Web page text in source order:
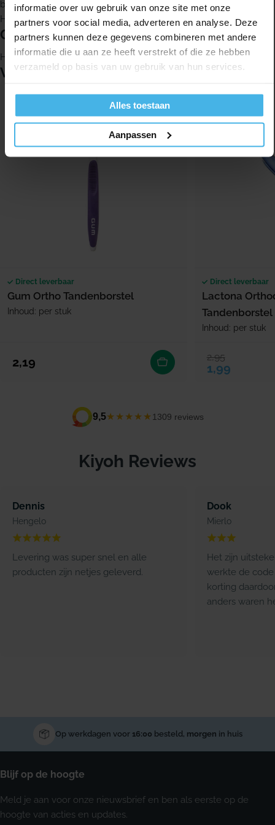
informatie over uw gebruik van onze site met onze
partners voor social media, adverteren en analyse. Deze
partners kunnen deze gegevens combineren met andere
informatie die u aan ze heeft verstrekt of die ze hebben
verzameld op basis van uw gebruik van hun services.
Alles toestaan
Aanpassen
benaderen
Helpt tegen tandbederf en verwijdert tandplaque eenvoudig
Gebruik
Het advies is om je tanden tweemaal daags te poetsen.
Vergelijkbare producten
Direct leverbaar
Gum Ortho Tandenborstel
Inhoud: per stuk
Normale prijs
2,19
Direct leverbaar
Lactona
Tandenborstel
Inhoud: per stuk
Verkoopprijs
1,99
Normale prijs
2,95
9,5★★★★★ 1309 reviews
Kiyoh Reviews
Dennis
Hengelo
Levering was super snel en alle
producten zijn netjes geleverd.
Dook
Mierlo
Het zijn
werkte de code
korting
anders waren
Op werkdagen voor 16:00 besteld, morgen in huis
Blijf op de hoogte
Meld je aan voor onze nieuwsbrief en ben als eerste op de
hoogte van acties en updates.